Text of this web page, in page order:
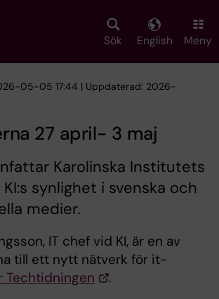
Sök English Meny
05-05 17:44 | Uppdaterad: 2026-
27 april- 3 maj
Karolinska Institutets
synlighet i svenska och
medier.
IT chef vid KI, är en av
till ett nytt nätverk för it-
Techtidningen
.